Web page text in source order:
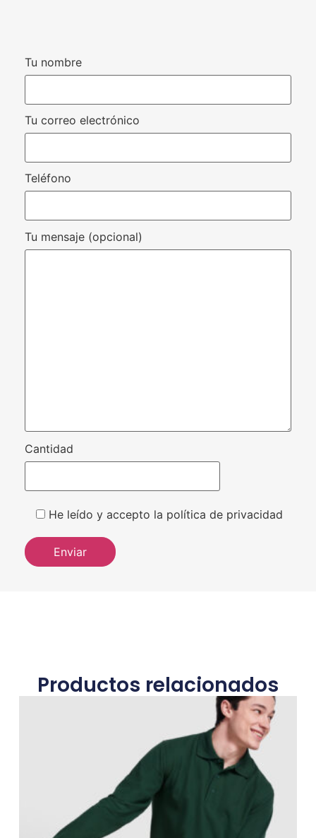
Tu nombre
Tu correo electrónico
Teléfono
Tu mensaje (opcional)
Cantidad
He leído y accepto la política de privacidad
Productos relacionados